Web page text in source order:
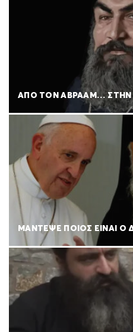
ΑΠΟ ΤΟΝ ΑΒΡΑΑΜ… ΣΤΗΝ
ΜΑΝΤΕΨΕ ΠΟΙΟΣ ΕΙΝΑΙ Ο